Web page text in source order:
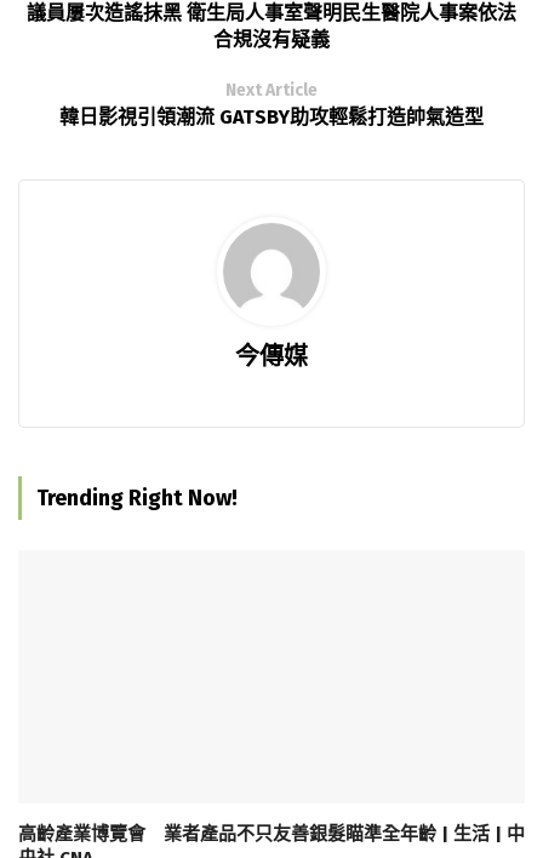
議員屢次造謠抹黑 衛生局人事室聲明民生醫院人事案依法
合規沒有疑義
Next Article
韓日影視引領潮流 GATSBY助攻輕鬆打造帥氣造型
今傳媒
Trending Right Now!
高齡產業博覽會 業者產品不只友善銀髮瞄準全年齡 | 生活 | 中